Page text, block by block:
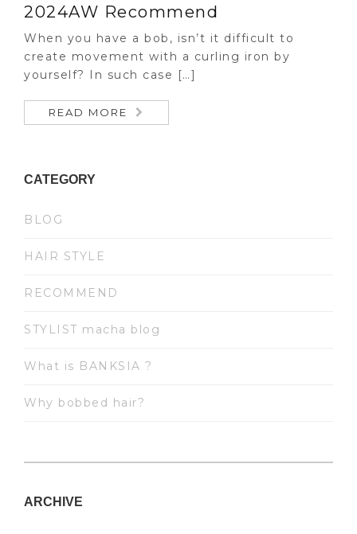
ABOUT US
CONTACT
2024AW Recommend
When you have a bob, isn’t it difficult to
create movement with a curling iron by
yourself? In such case […]
READ MORE
CATEGORY
BLOG
HAIR STYLE
RECOMMEND
STYLIST macha blog
What is BANKSIA ?
Why bobbed hair?
ARCHIVE